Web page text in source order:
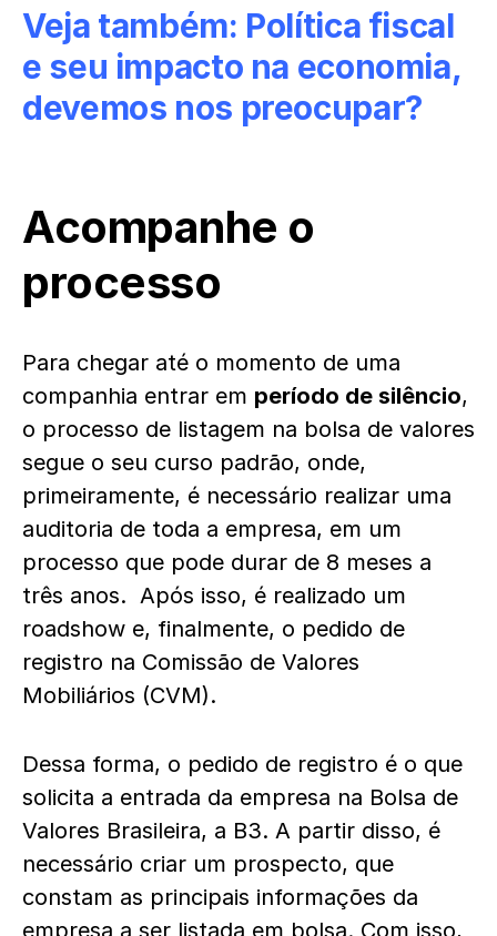
Veja também: Política fiscal
e seu impacto na economia,
devemos nos preocupar?
Acompanhe o
processo
Para chegar até o momento de uma
companhia entrar em período de silêncio,
o processo de listagem na bolsa de valores
segue o seu curso padrão, onde,
primeiramente, é necessário realizar uma
auditoria de toda a empresa, em um
processo que pode durar de 8 meses a
três anos. Após isso, é realizado um
roadshow e, finalmente, o pedido de
registro na Comissão de Valores
Mobiliários (CVM).
Dessa forma, o pedido de registro é o que
solicita a entrada da empresa na Bolsa de
Valores Brasileira, a B3. A partir disso, é
necessário criar um prospecto, que
constam as principais informações da
empresa a ser listada em bolsa. Com isso,